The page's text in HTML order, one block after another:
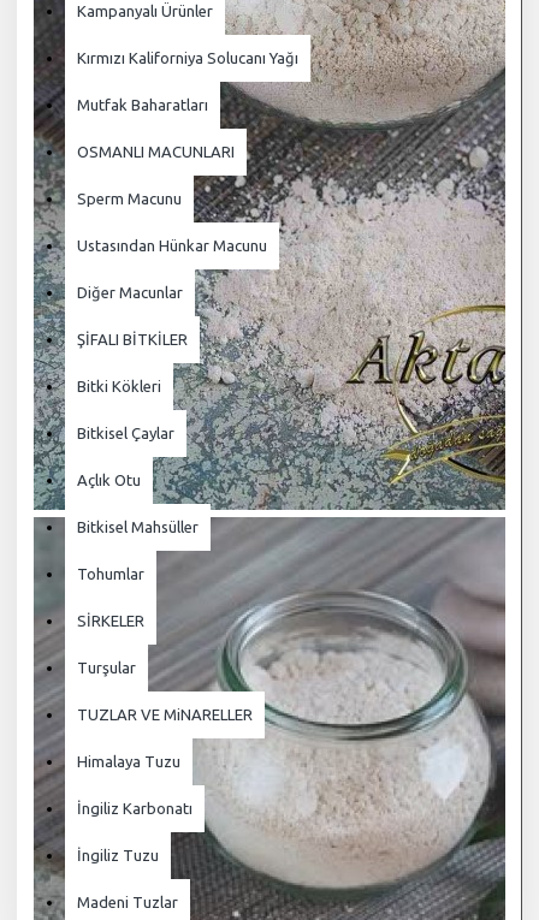
Kampanyalı Ürünler
Kırmızı Kaliforniya Solucanı Yağı
Mutfak Baharatları
OSMANLI MACUNLARI
Sperm Macunu
Ustasından Hünkar Macunu
Diğer Macunlar
ŞİFALI BİTKİLER
Bitki Kökleri
Bitkisel Çaylar
Açlık Otu
Bitkisel Mahsüller
Tohumlar
SİRKELER
Turşular
TUZLAR VE MiNARELLER
Himalaya Tuzu
İngiliz Karbonatı
İngiliz Tuzu
Madeni Tuzlar